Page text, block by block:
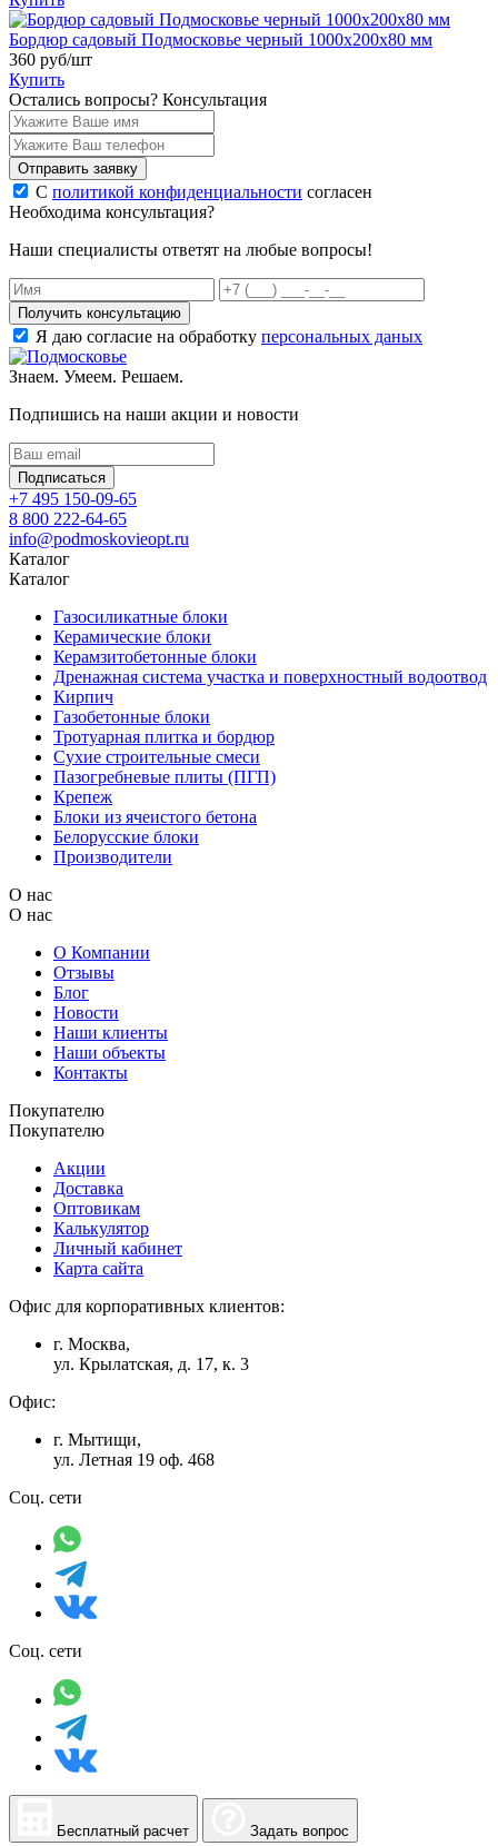
Бордюр садовый Подмосковье черный 1000x200x80 мм
360 руб/шт
Купить
Остались вопросы? Консультация
Отправить заявку
С политикой конфиденциальности согласен
Необходима консультация?
Наши специалисты ответят на любые вопросы!
Получить консультацию
Я даю согласие на обработку персональных даных
Знаем. Умеем. Решаем.
Подпишись на наши акции и новости
Подписаться
+7 495 150-09-65
8 800 222-64-65
info@podmoskovieopt.ru
Каталог
Каталог
Газосиликатные блоки
Керамические блоки
Керамзитобетонные блоки
Дренажная система участка и поверхностный водоотвод
Кирпич
Газобетонные блоки
Тротуарная плитка и бордюр
Сухие строительные смеси
Пазогребневые плиты (ПГП)
Крепеж
Блоки из ячеистого бетона
Белорусские блоки
Производители
О нас
О нас
О Компании
Отзывы
Блог
Новости
Наши клиенты
Наши объекты
Контакты
Покупателю
Покупателю
Акции
Доставка
Оптовикам
Калькулятор
Личный кабинет
Карта сайта
Офис для корпоративных клиентов:
г. Москва,
ул. Крылатская, д. 17, к. 3
Офис:
г. Мытищи,
ул. Летная 19 оф. 468
Соц. сети
Соц. сети
Бесплатный расчет Задать вопрос